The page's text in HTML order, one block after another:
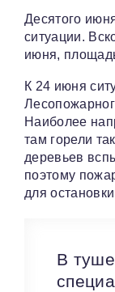
Десятого
ситуации.
июня,
К 24 июня
Наиболее
там горели
деревьев
поэтому
для
В